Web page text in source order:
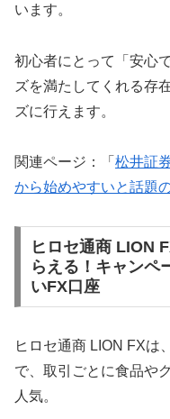
います。
初心者にとって「安心
ズを満たしてくれる存
ズに行えます。
関連ページ：「 松井証
から始めやすいと話題
ヒロセ通商 LION
らえる！キャンペ
いFX口座
ヒロセ通商 LION FXは
で、取引ごとに食品や
人気。